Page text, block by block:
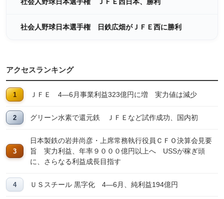
社会人野球日本選手権 日鉄広畑がＪＦＥ西に勝利
アクセスランキング
ＪＦＥ 4―6月事業利益323億円に増 実力値は減少
グリーン水素で還元鉄 ＪＦＥなど試作成功、国内初
日本製鉄の岩井尚彦・上席常務執行役員ＣＦＯ決算会見要
旨 実力利益、年率９０００億円以上へ USSが稼ぎ頭
に、さらなる利益成長目指す
ＵＳスチール 黒字化 4―6月、純利益194億円